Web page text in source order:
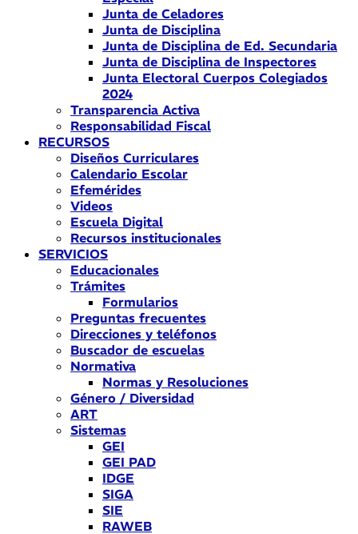
Junta de Celadores
Junta de Disciplina
Junta de Disciplina de Ed. Secundaria
Junta de Disciplina de Inspectores
Junta Electoral Cuerpos Colegiados
2024
Transparencia Activa
Responsabilidad Fiscal
RECURSOS
Diseños Curriculares
Calendario Escolar
Efemérides
Videos
Escuela Digital
Recursos institucionales
SERVICIOS
Educacionales
Trámites
Formularios
Preguntas frecuentes
Direcciones y teléfonos
Buscador de escuelas
Normativa
Normas y Resoluciones
Género / Diversidad
ART
Sistemas
GEI
GEI PAD
IDGE
SIGA
SIE
RAWEB